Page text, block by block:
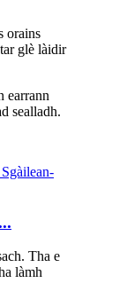
orains
glè làidir
earrann
sealladh.
Tha e
làmh